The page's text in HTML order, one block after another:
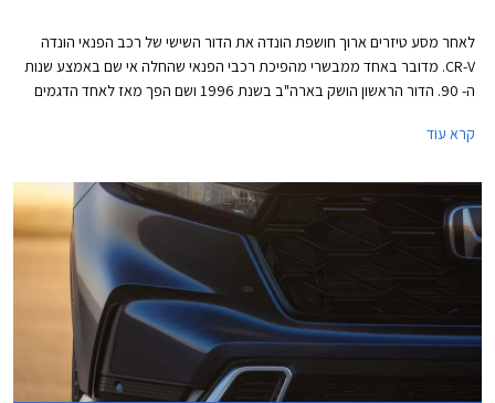
לאחר מסע טיזרים ארוך חושפת הונדה את הדור השישי של רכב הפנאי הונדה
CR-V. מדובר באחד ממבשרי מהפיכת רכבי הפנאי שהחלה אי שם באמצע שנות
ה- 90. הדור הראשון הושק בארה"ב בשנת 1996 ושם הפך מאז לאחד הדגמים
קרא עוד